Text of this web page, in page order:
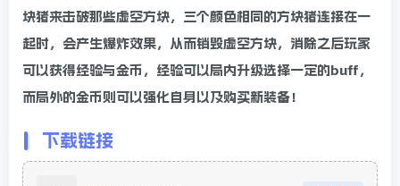
块猪来击破那些虚空方块，三个颜色相同的方块猪连接在一
起时，会产生爆炸效果，从而销毁虚空方块，消除之后玩家
可以获得经验与金币，经验可以局内升级选择一定的buff，
而局外的金币则可以强化自身以及购买新装备！
下载链接